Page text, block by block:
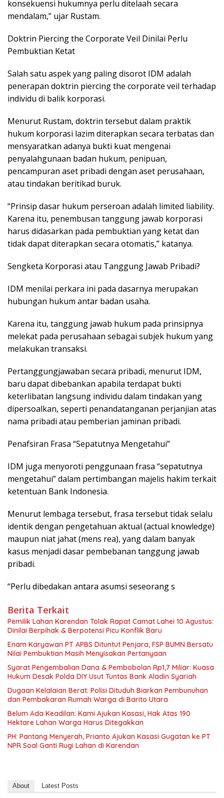
konsekuensi hukumnya perlu ditelaah secara
mendalam,” ujar Rustam.
Doktrin Piercing the Corporate Veil Dinilai Perlu
Pembuktian Ketat
Salah satu aspek yang paling disorot IDM adalah
penerapan doktrin piercing the corporate veil terhadap
individu di balik korporasi.
Menurut Rustam, doktrin tersebut dalam praktik
hukum korporasi lazim diterapkan secara terbatas dan
mensyaratkan adanya bukti kuat mengenai
penyalahgunaan badan hukum, penipuan,
pencampuran aset pribadi dengan aset perusahaan,
atau tindakan beritikad buruk.
“Prinsip dasar hukum perseroan adalah limited liability.
Karena itu, penembusan tanggung jawab korporasi
harus didasarkan pada pembuktian yang ketat dan
tidak dapat diterapkan secara otomatis,” katanya.
Sengketa Korporasi atau Tanggung Jawab Pribadi?
IDM menilai perkara ini pada dasarnya merupakan
hubungan hukum antar badan usaha.
Karena itu, tanggung jawab hukum pada prinsipnya
melekat pada perusahaan sebagai subjek hukum yang
melakukan transaksi.
Pertanggungjawaban secara pribadi, menurut IDM,
baru dapat dibebankan apabila terdapat bukti
keterlibatan langsung individu dalam tindakan yang
dipersoalkan, seperti penandatanganan perjanjian atas
nama pribadi atau pemberian jaminan pribadi.
Penafsiran Frasa “Sepatutnya Mengetahui”
IDM juga menyoroti penggunaan frasa “sepatutnya
mengetahui” dalam pertimbangan majelis hakim terkait
ketentuan Bank Indonesia.
Menurut lembaga tersebut, frasa tersebut tidak selalu
identik dengan pengetahuan aktual (actual knowledge)
maupun niat jahat (mens rea), yang dalam banyak
kasus menjadi dasar pembebanan tanggung jawab
pribadi.
“Perlu dibedakan antara asumsi seseorang s
Berita Terkait
Pemilik Lahan Karendan Tolak Rapat Camat Lahei 10 Agustus:
Dinilai Berpihak & Berpotensi Picu Konflik Baru
Enam Karyawan PT APBS Dituntut Penjara, FSP BUMN Bersatu
Nilai Pembuktian Masih Menyisakan Pertanyaan
Syarat Pengembalian Dana & Pembobolan Rp1,7 Miliar: Kuasa
Hukum Desak Polda DIY Usut Tuntas Bank Aladin Syariah
Dugaan Kelalaian Berat: Polisi Dituduh Biarkan Pembunuhan
dan Pembakaran Rumah Warga di Barito Utara
Belum Ada Keadilan: Kami Ajukan Kasasi, Hak Atas 190
Hektare Lahan Warga Harus Ditegakkan
PH: Pantang Menyerah, Prianto Ajukan Kasasi Gugatan ke PT
NPR Soal Ganti Rugi Lahan di Karendan
About Latest Posts